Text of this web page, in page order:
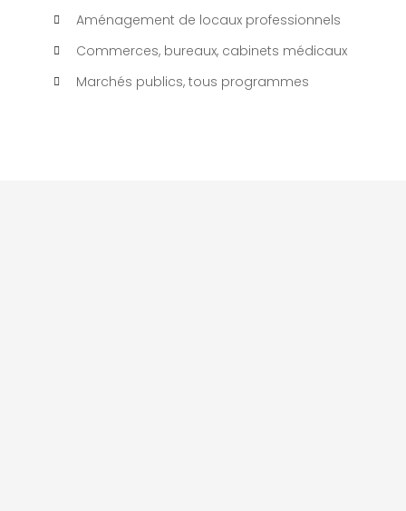
Aménagement de locaux professionnels
Commerces, bureaux, cabinets médicaux
Marchés publics, tous programmes